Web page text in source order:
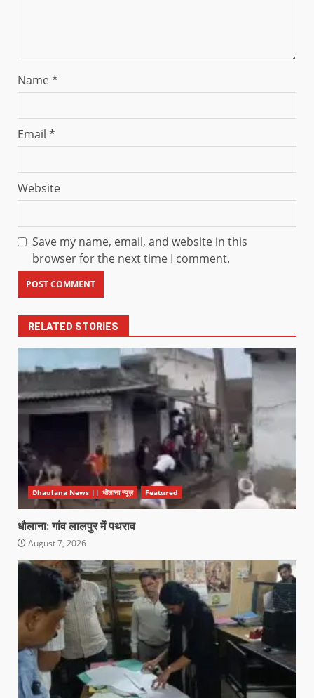
Name*
Email *
Website
Save my name, email, and website in this
browser for the next time I comment.
RELATED STORIES
Dhaulana News || धौलाना न्यूज़ Featured
धौलाना: गांव लालपुर में पथराव
August 7, 2026